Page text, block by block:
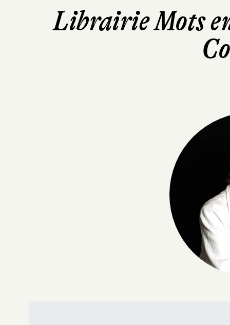
Librairie Mots